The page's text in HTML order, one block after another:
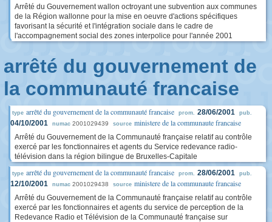
Arrêté du Gouvernement wallon octroyant une subvention aux communes
de la Région wallonne pour la mise en oeuvre d'actions spécifiques
favorisant la sécurité et l'intégration sociale dans le cadre de
l'accompagnement social des zones interpolice pour l'année 2001
arrêté du gouvernement de
la communauté francaise
type arrêté du gouvernement de la communauté francaise prom. 28/06/2001 pub.
04/10/2001 numac 2001029439 source ministere de la communaute francaise
Arrêté du Gouvernement de la Communauté française relatif au contrôle
exercé par les fonctionnaires et agents du Service redevance radio-
télévision dans la région bilingue de Bruxelles-Capitale
type arrêté du gouvernement de la communauté francaise prom. 28/06/2001 pub.
12/10/2001 numac 2001029438 source ministere de la communaute francaise
Arrêté du Gouvernement de la Communauté française relatif au contrôle
exercé par les fonctionnaires et agents du service de perception de la
Redevance Radio et Télévision de la Communauté française sur